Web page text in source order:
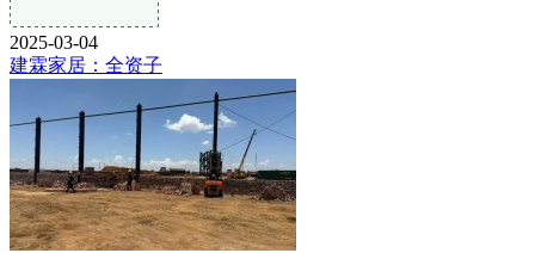
2025-03-04
建霖家居：全资子